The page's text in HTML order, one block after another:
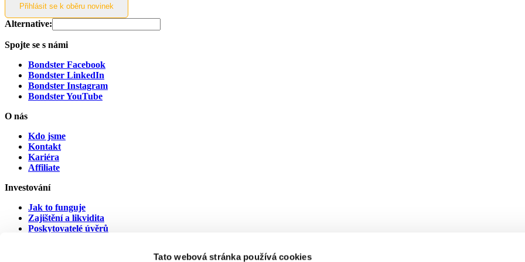
Tato webová stránka používá cookies
Alternative:
Spojte se s námi
Bondster Facebook
Bondster LinkedIn
Bondster Instagram
Bondster YouTube
O nás
Kdo jsme
Kontakt
Kariéra
Affiliate
Investování
Jak to funguje
Zajištění a likvidita
Poskytovatelé úvěrů